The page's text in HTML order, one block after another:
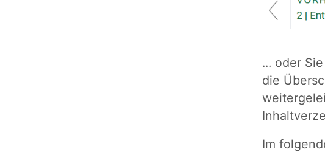
... oder
die
Im